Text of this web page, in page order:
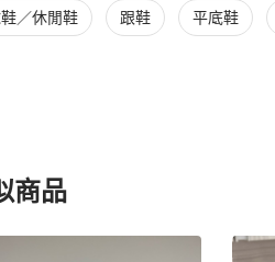
Stella McCartney女鞋 相似商品推薦
／休閒鞋 跟鞋 平底鞋
商品
Stella McCartney女鞋推薦精品